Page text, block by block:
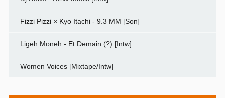
Fizzi Pizzi × Kyo Itachi - 9.3 MM [Son]
Ligeh Moneh - Et Demain (?) [Intw]
Women Voices [Mixtape/Intw]